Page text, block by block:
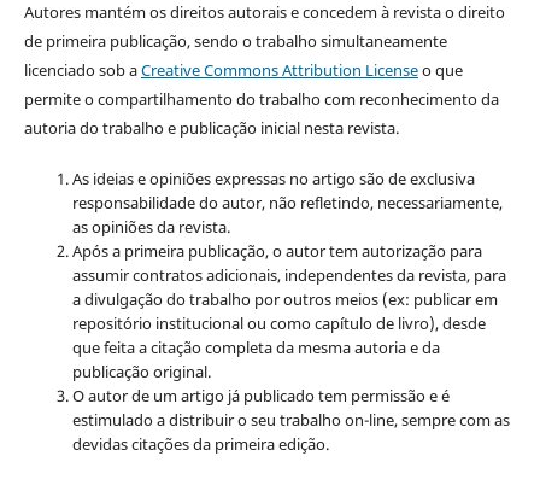
Autores mantém os direitos autorais e concedem à revista o direito
de primeira publicação, sendo o trabalho simultaneamente
licenciado sob aCreative Commons Attribution Licenseo que
permite o compartilhamento do trabalho com reconhecimento da
autoria do trabalho e publicação inicial nesta revista.
As ideias e opiniões expressas no artigo são de exclusiva
responsabilidade do autor, não refletindo, necessariamente,
as opiniões da revista.
Após a primeira publicação, o autor tem autorização para
assumir contratos adicionais, independentes da revista, para
a divulgação do trabalho por outros meios (ex: publicar em
repositório institucional ou como capítulo de livro), desde
que feita a citação completa da mesma autoria e da
publicação original.
O autor de um artigo já publicado tem permissão e é
estimulado a distribuir o seu trabalho on-line, sempre com as
devidas citações da primeira edição.